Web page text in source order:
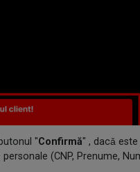
"Confirmă" , dacǎ este
(CNP, Prenume,